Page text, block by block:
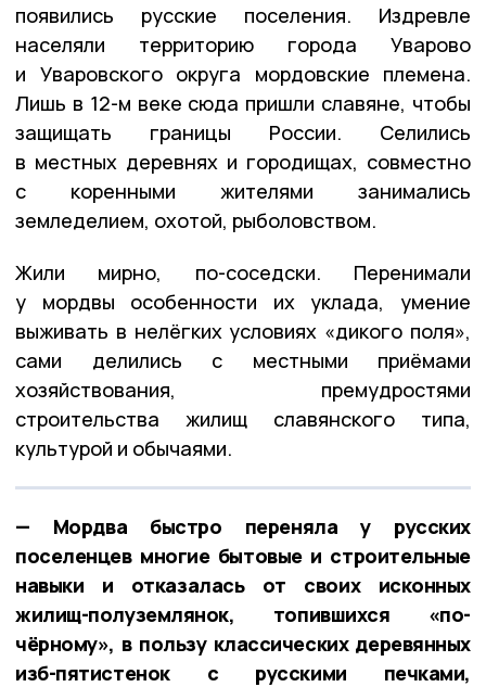
появились русские поселения. Издревле
населяли территорию города Уварово
и Уваровского округа мордовские племена.
Лишь в 12-м веке сюда пришли славяне, чтобы
защищать границы России. Селились
в местных деревнях и городищах, совместно
с коренными жителями занимались
земледелием, охотой, рыболовством.
Жили мирно, по-соседски. Перенимали
у мордвы особенности их уклада, умение
выживать в нелёгких условиях «дикого поля»,
сами делились с местными приёмами
хозяйствования, премудростями
строительства жилищ славянского типа,
культурой и обычаями.
— Мордва быстро переняла у русских
поселенцев многие бытовые и строительные
навыки и отказалась от своих исконных
жилищ-полуземлянок, топившихся «по-
чёрному», в пользу классических деревянных
изб-пятистенок с русскими печками,